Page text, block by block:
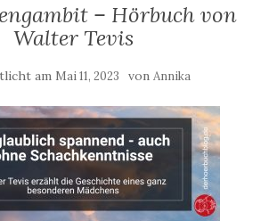
– Hörbuch von
Walter Tevis
am Mai 11, 2023 von Annika